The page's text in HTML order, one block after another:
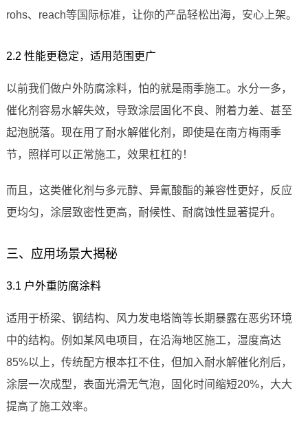
rohs、reach等国际标准，让你的产品轻松出海，安心上架。
2.2 性能更稳定，适用范围更广
以前我们做户外防腐涂料，怕的就是雨季施工。水分一多，
催化剂容易水解失效，导致涂层固化不良、附着力差、甚至
起泡脱落。现在用了耐水解催化剂，即使是在南方梅雨季
节，照样可以正常施工，效果杠杠的！
而且，这类催化剂与多元醇、异氰酸酯的兼容性更好，反应
更均匀，涂层致密性更高，耐候性、耐腐蚀性显著提升。
三、应用场景大揭秘
3.1 户外重防腐涂料
适用于桥梁、钢结构、风力发电塔筒等长期暴露在恶劣环境
中的结构。例如某风电项目，在沿海地区施工，湿度高达
85%以上，传统配方根本扛不住，但加入耐水解催化剂后，
涂层一次成型，表面光滑无气泡，固化时间缩短20%，大大
提高了施工效率。